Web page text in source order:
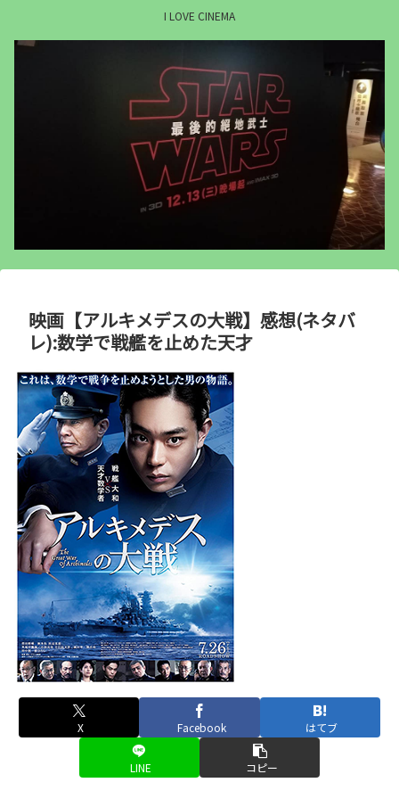
I LOVE CINEMA
映画【アルキメデスの大戦】感想(ネタバ
レ):数学で戦艦を止めた天才
X Facebook はてブ
LINE コピー